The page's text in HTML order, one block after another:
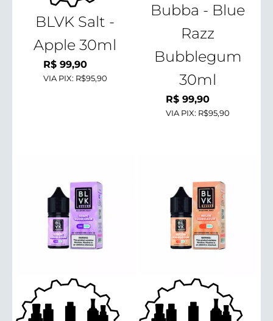
BLVK Salt -
Apple 30ml
R$99,90
VIA PIX: R$95,90
Bubba - Blue
Razz
Bubblegum
30ml
R$ 99,90
VIA PIX: R$95,90